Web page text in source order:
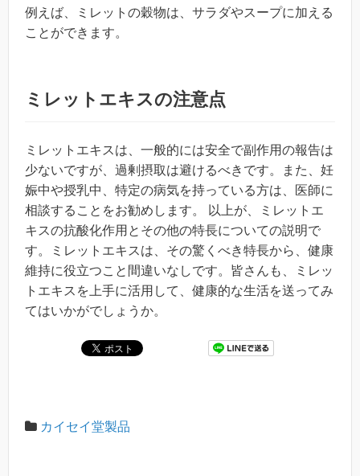
例えば、ミレットの穀物は、サラダやスープに加える
ことができます。
ミレットエキスの注意点
ミレットエキスは、一般的には安全で副作用の報告は
少ないですが、過剰摂取は避けるべきです。また、妊
娠中や授乳中、特定の病気を持っている方は、医師に
相談することをお勧めします。 以上が、ミレットエ
キスの抗酸化作用とその他の特長についての説明で
す。ミレットエキスは、その驚くべき特長から、健康
維持に役立つこと間違いなしです。皆さんも、ミレッ
トエキスを上手に活用して、健康的な生活を送ってみ
てはいかがでしょうか。
カイセイ堂製品